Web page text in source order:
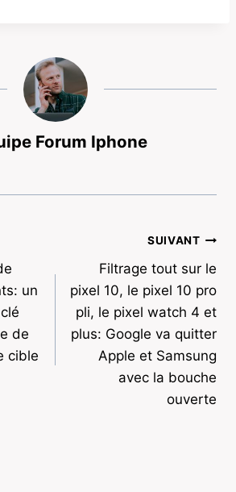
Forum Iphone
un
de
cible
SUIVANT
Filtrage tout sur le
pixel 10, le pixel 10 pro
pli, le pixel watch 4 et
plus: Google va quitter
Apple et Samsung
avec la bouche
ouverte